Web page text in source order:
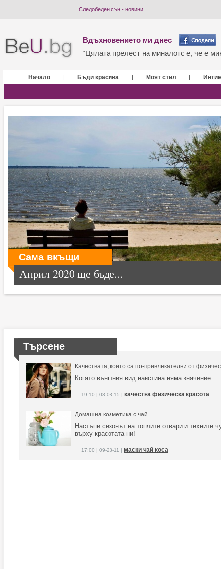
Следобеден сън - новини
Вдъхновението ми днес
“Цялата прелест на миналото е, че е
Начало | Бъди красива | Моят стил |
Сама вкъщи
Април 2020 ще бъде...
Търсене
Качествата, които са по-привлекателни от
Когато външния вид наистина няма значение
19:10 | 03-08-15 | качества физическа красота
Домашна козметика с чай
Настъпи сезонът на топлите отвари и техните
върху красотата ни!
17:00 | 09-28-11 | маски чай коса